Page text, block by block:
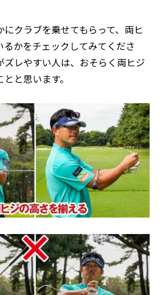
クラブを乗せてもらって、両ヒ
るかをチェックしてみてくださ
ズレやすい人は、おそらく両ヒジ
と思います。